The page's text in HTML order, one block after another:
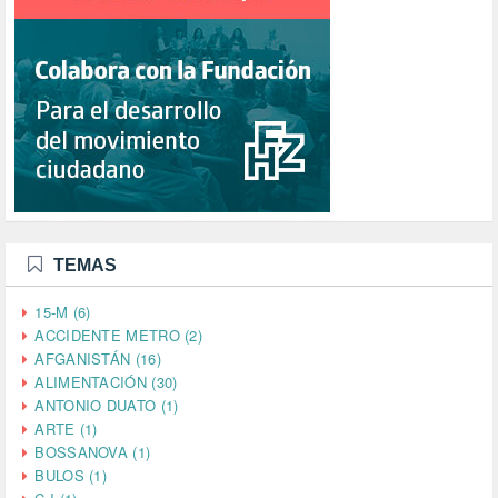
TEMAS
15-M (6)
ACCIDENTE METRO (2)
AFGANISTÁN (16)
ALIMENTACIÓN (30)
ANTONIO DUATO (1)
ARTE (1)
BOSSANOVA (1)
BULOS (1)